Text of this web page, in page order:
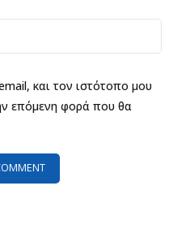
και τον ιστότοπο μου
επόμενη φορά που θα